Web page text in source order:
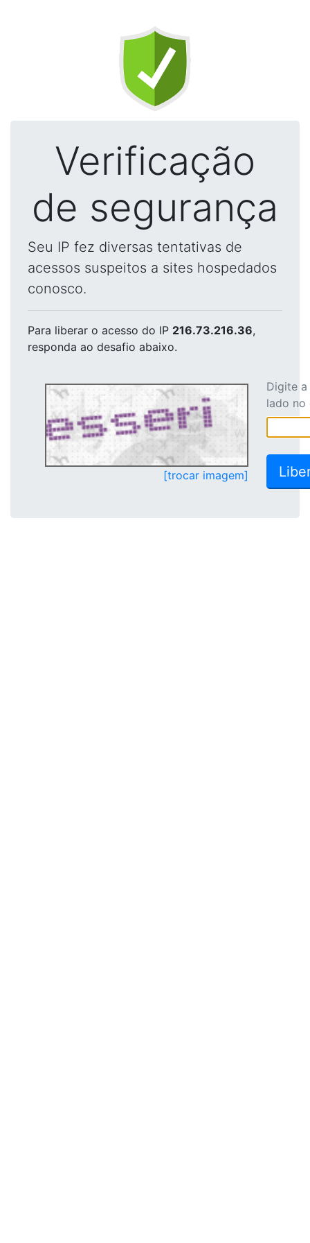
Verificação
de segurança
Seu IP fez diversas tentativas de
acessos suspeitos a sites hospedados
conosco.
Para liberar o acesso do IP 216.73.216.36,
responda ao desafio abaixo.
[trocar imagem]
Digite
lado no